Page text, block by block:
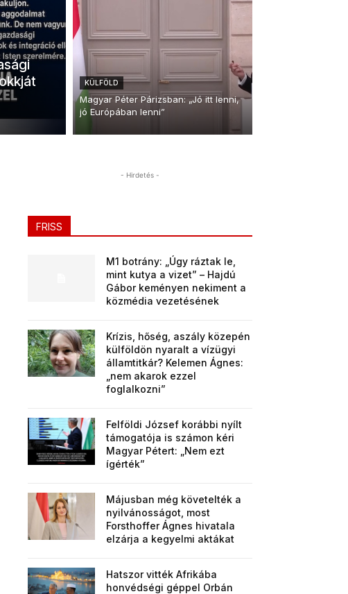
KÜLFÖLD
Magyar Péter Párizsban: „Jó itt lenni,
jó Európában lenni”
- Hirdetés -
FRISS
M1 botrány: „Úgy ráztak le,
mint kutya a vizet” – Hajdú
Gábor keményen nekiment a
közmédia vezetésének
Krízis, hőség, aszály közepén
külföldön nyaralt a vízügyi
államtitkár? Kelemen Ágnes:
„nem akarok ezzel
foglalkozni”
Felföldi József korábbi nyílt
támogatója is számon kéri
Magyar Pétert: „Nem ezt
ígérték”
Májusban még követelték a
nyilvánosságot, most
Forsthoffer Ágnes hivatala
elzárja a kegyelmi aktákat
Hatszor vitték Afrikába
honvédségi géppel Orbán